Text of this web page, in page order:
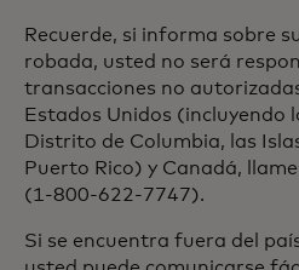
Recuerde, si informa sobre
robada, usted no será
transacciones no
Estados Unidos (incluyendo
Distrito de Columbia, las
Puerto Rico) y Canadá,
(1-800-622-7747).
Si se encuentra fuera del